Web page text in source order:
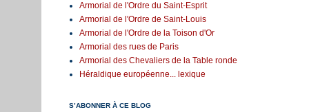
Armorial de l'Ordre du Saint-Esprit
Armorial de l'Ordre de Saint-Louis
Armorial de l'Ordre de la Toison d'Or
Armorial des rues de Paris
Armorial des Chevaliers de la Table ronde
Héraldique européenne... lexique
S’ABONNER À CE BLOG